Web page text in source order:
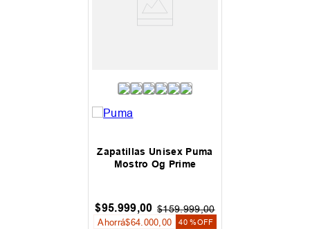
Zapatillas Unisex Puma
Mostro Og Prime
$95.999,00 $159.999,00
Ahorrá$64 000 00 40 %OFF